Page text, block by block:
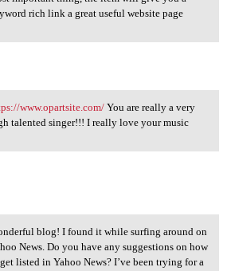
rich link a great useful website page
www.opartsite.com/
www.opartsite.com/You are really a very
talented singer!!! I really love your music
blog! I found it
blog! I found it while surfing around on
News. Do you have any suggestions on how
listed in Yahoo News? I’ve been trying for a